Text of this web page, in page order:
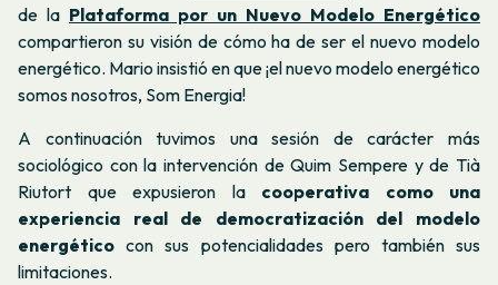
de la Plataforma por un Nuevo Modelo Energético
compartieron su visión de cómo ha de ser el nuevo modelo
energético. Mario insistió en que ¡el nuevo modelo energético
somos nosotros, Som Energia!
A continuación tuvimos una sesión de carácter más
sociológico con la intervención de Quim Sempere y de Tià
Riutort que expusieron la cooperativa como una
experiencia real de democratización del modelo
energético con sus potencialidades pero también sus
limitaciones.